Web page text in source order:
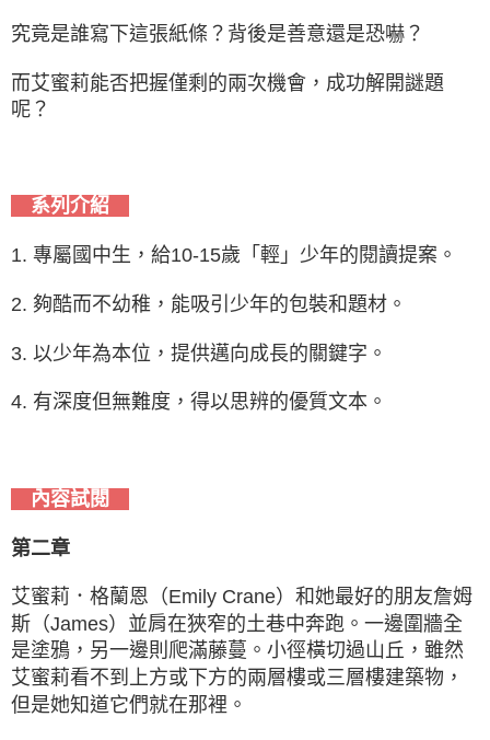
究竟是誰寫下這張紙條？背後是善意還是恐嚇？
而艾蜜莉能否把握僅剩的兩次機會，成功解開謎題
呢？
系列介紹
1. 專屬國中生，給10-15歲「輕」少年的閱讀提案。
2. 夠酷而不幼稚，能吸引少年的包裝和題材。
3. 以少年為本位，提供邁向成長的關鍵字。
4. 有深度但無難度，得以思辨的優質文本。
內容試閱
第二章
艾蜜莉．格蘭恩（Emily Crane）和她最好的朋友詹姆
斯（James）並肩在狹窄的土巷中奔跑。一邊圍牆全
是塗鴉，另一邊則爬滿藤蔓。小徑橫切過山丘，雖然
艾蜜莉看不到上方或下方的兩層樓或三層樓建築物，
但是她知道它們就在那裡。